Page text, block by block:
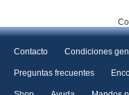
Contacto Condiciones
Preguntas frecuentes